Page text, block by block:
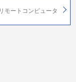
モートコンピュータ